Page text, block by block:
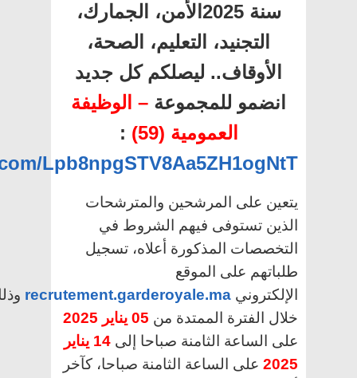
سنة 2025الأمن، الجمارك،
التجنيد، التعليم، الصحة،
الأوقاف.. ليصلكم كل جديد
انضمو للمجموعة – الوظيفة
العمومية (59)
:
Lpb8npgSTV8Aa5ZH1ogNtT
يتعين على المرشحين والمترشحات
الذين تستوفى فيهم الشروط في
التخصصات المذكورة أعلاه، تسجيل
طلباتهم على الموقع
الإلكتروني recrutement.garderoyale.ma
خلال الفترة الممتدة من 05 يناير 2025
على الساعة الثامنة صباحا إلى
14 يناير
2025 على الساعة الثامنة صباحا، كآخر